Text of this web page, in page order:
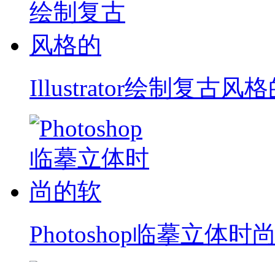
Illustrator绘制复古风格
Photoshop临摹立体时